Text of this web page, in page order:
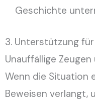
Geschichte
3. Unterstützung
Unauffällige
Wenn die Situation
Beweisen verlangt,